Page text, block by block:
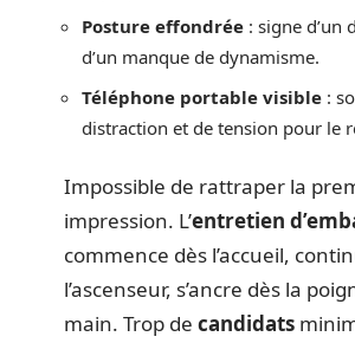
Posture effondrée : signe d’un
d’un manque de dynamisme.
Téléphone portable visible :
distraction et de tension pour le
Impossible de rattraper la
impression. L’entretien
commence dès l’accueil,
l’ascenseur, s’ancre dès la
main. Trop de candidats